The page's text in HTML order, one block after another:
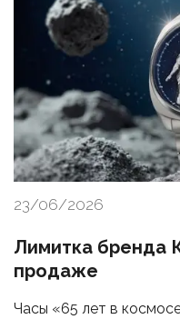
23/06/2026
Лимитка бренда
продаже
Часы «65 лет в